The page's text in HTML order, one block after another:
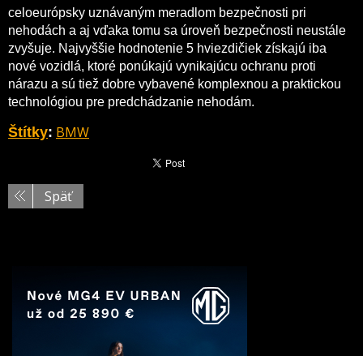
celoeurópsky uznávaným meradlom bezpečnosti pri
nehodách a aj vďaka tomu sa úroveň bezpečnosti neustále
zvyšuje. Najvyššie hodnotenie 5 hviezdičiek získajú iba
nové vozidlá, ktoré ponúkajú vynikajúcu ochranu proti
nárazu a sú tiež dobre vybavené komplexnou a praktickou
technológiou pre predchádzanie nehodám.
Štítky: BMW
Späť